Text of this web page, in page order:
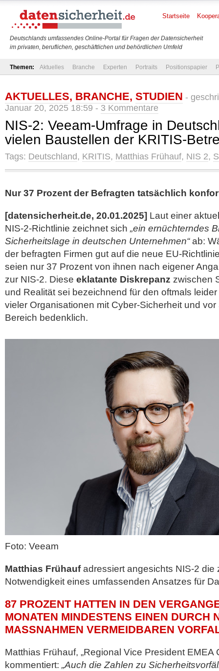
Deutschlands umfassendes Online-Portal für Fragen der Datensicherheit
im privaten, beruflichen, geschäftlichen und behördlichen Umfeld
Startseite
Themen: Aktuelles Branche Experten Portraits Positionspapier
AKTUELLES, BRANCHE, STUDIEN -
Januar 20, 2025 18:59 - 3 Kommentare
NIS-2: Veeam-Umfrage in
vielen Baustellen der KRITIS-
Tags: Deutschland, KRITIS, Matthias Frühauf, NIS 2,
Nur 37 Prozent der Befragten tatsächlich
[datensicherheit.de, 20.01.2025] Laut einer
NIS-2-Richtlinie zeichnet sich „ein ernüchterndes
Sicherheitslage in deutschen Unternehmen“ab:
der befragten Firmen gut auf die neue EU-
seien nur 37 Prozent von ihnen nach eigener
zur NIS-2. Diese eklatante Diskrepanz zwischen
und Realität sei bezeichnend für den oftmals
vieler Organisationen mit Cyber-Sicherheit und vor
Bereich bedenklich.
Foto: Veeam
Matthias Frühaufadressiert angesichts NIS-2 die
Notwendigkeit eines umfassenden Ansatzes für
87 PROZENT HATTEN IN DEN
MONATEN MINDESTENS EINEN DURCH
MASSNAHMEN VERMEIDBAREN
Matthias Frühauf, „Regional Vice President EMEA
kommentiert: „Auch die Zahlen zu